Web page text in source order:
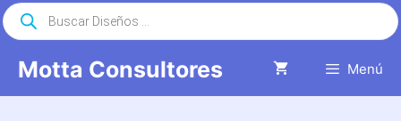
Saltar
al
Motta Consultores Menú
Búsqueda
de
productos